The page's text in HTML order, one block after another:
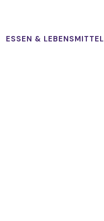
ESSEN & LEBENSMITTEL